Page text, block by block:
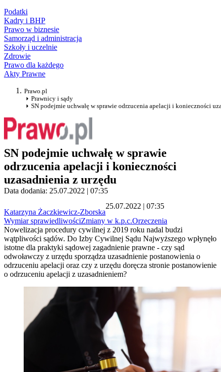
Podatki
Kadry i BHP
Prawo w biznesie
Samorząd i administracja
Szkoły i uczelnie
Zdrowie
Prawo dla każdego
Akty Prawne
Prawo.pl
Prawnicy i sądy
SN podejmie uchwałę w sprawie odrzucenia apelacji i konieczności
SN podejmie uchwałę w sprawie
odrzucenia apelacji i konieczności
uzasadnienia z urzędu
Data dodania: 25.07.2022 | 07:35
Katarzyna Żaczkiewicz-Zborska
25.07.2022 | 07:35
Wymiar sprawiedliwościZmiany w k.p.c.Orzeczenia
Nowelizacja procedury cywilnej z 2019 roku nadal budzi
wątpliwości sądów. Do Izby Cywilnej Sądu Najwyższego wpłynęło
istotne dla praktyki sądowej zagadnienie prawne - czy sąd
odwoławczy z urzędu sporządza uzasadnienie postanowienia o
odrzuceniu apelacji oraz czy z urzędu doręcza stronie postanowienie
o odrzuceniu apelacji z uzasadnieniem?